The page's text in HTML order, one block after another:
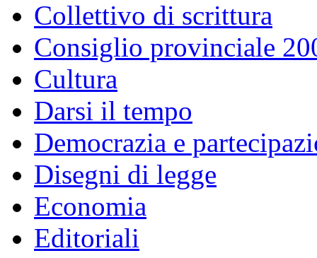
Collettivo di scrittura
Consiglio provinciale
Cultura
Darsi il tempo
Democrazia e
Disegni di legge
Economia
Editoriali